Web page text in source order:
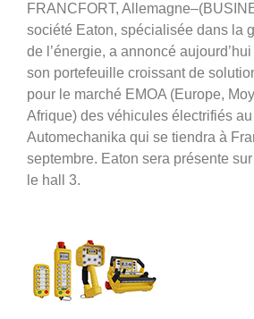
FRANCFORT,
société Eaton, spécialisée dans la
de l’énergie, a annoncé
son portefeuille croissant de
pour le marché EMOA (Europe,
Afrique) des véhicules électrifiés
Automechanika qui se tiendra à
septembre. Eaton sera présente
le hall 3.